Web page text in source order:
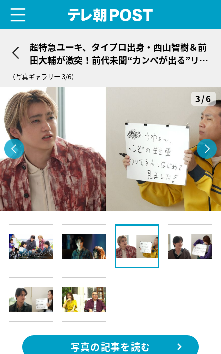
超特急ユーキ、タイプロ出身・西山智樹＆前
田大輔が激突！前代未聞“カンペが出る”リア
リティショー
（写真ギャラリー 3/6）
3/6
写真の記事を読む